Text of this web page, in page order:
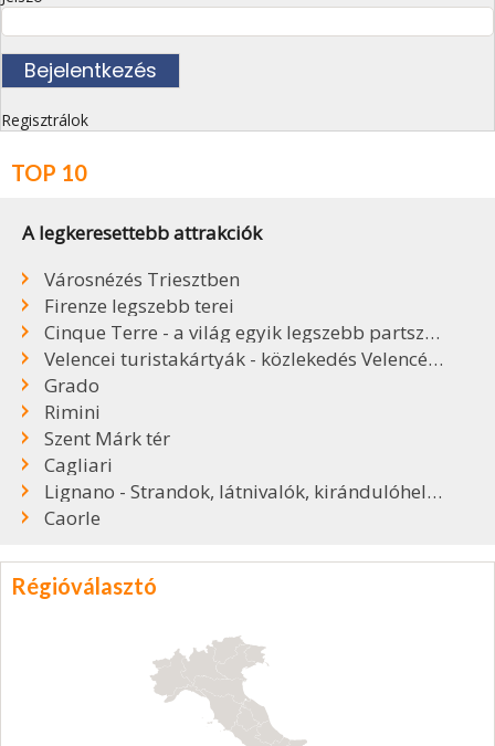
Regisztrálok
TOP 10
A legkeresettebb attrakciók
Városnézés Triesztben
Firenze legszebb terei
Cinque Terre - a világ egyik legszebb partszakasza
Velencei turistakártyák - közlekedés Velencében
Grado
Rimini
Szent Márk tér
Cagliari
Lignano - Strandok, látnivalók, kirándulóhelyek
Caorle
Régióválasztó